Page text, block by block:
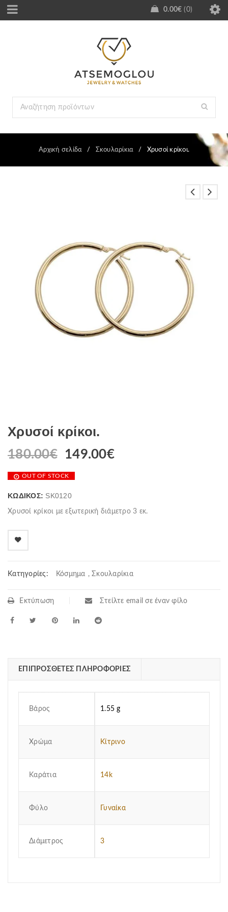
0.00€ 0
Αρχική σελίδα / Σκουλαρίκια / Χρυσοί κρίκοι.
Χρυσοί κρίκοι.
180.00€ 149.00€
OUT OF STOCK
ΚΩΔΙΚΌΣ: SK0120
Χρυσοί κρίκοι με εξωτερική διάμετρο 3 εκ.
Κατηγορίες: Κόσμημα , Σκουλαρίκια
Εκτύπωση Στείλτε email σε έναν φίλο
ΕΠΙΠΡΌΣΘΕΤΕΣ ΠΛΗΡΟΦΟΡΊΕΣ
Βάρος 1.55 g
Χρώμα Κίτρινο
Καράτια 14k
Φύλο Γυναίκα
Διάμετρος 3